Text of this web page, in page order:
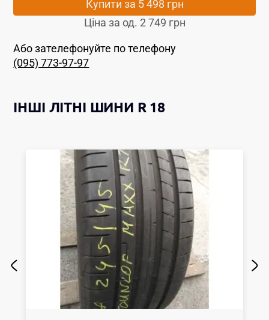
Купити за 5 498 грн
Ціна за од. 2 749 грн
Або зателефонуйте по телефону
(095) 773-97-97
ІНШІ ЛІТНІ ШИНИ R 18